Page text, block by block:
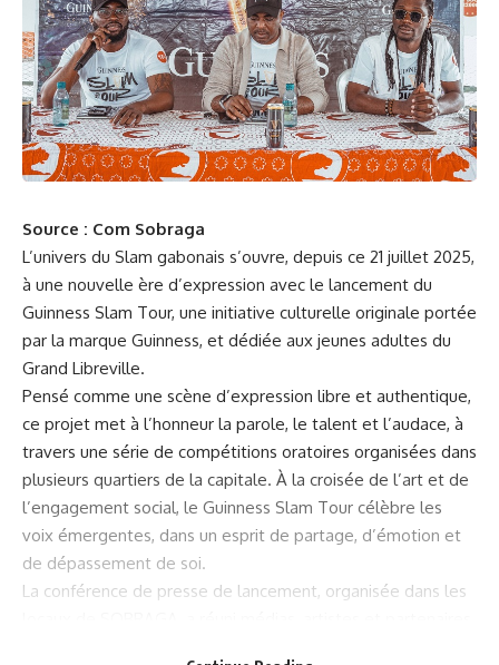
Source : Com Sobraga
L’univers du Slam gabonais s’ouvre, depuis ce 21 juillet 2025,
à une nouvelle ère d’expression avec le lancement du
Guinness Slam Tour, une initiative culturelle originale portée
par la marque Guinness, et dédiée aux jeunes adultes du
Grand Libreville.
Pensé comme une scène d’expression libre et authentique,
ce projet met à l’honneur la parole, le talent et l’audace, à
travers une série de compétitions oratoires organisées dans
plusieurs quartiers de la capitale. À la croisée de l’art et de
l’engagement social, le Guinness Slam Tour célèbre les
voix émergentes, dans un esprit de partage, d’émotion et
de dépassement de soi.
La conférence de presse de lancement, organisée dans les